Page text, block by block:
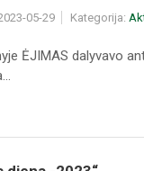
05-29 Kategorija:
ĖJIMAS dalyvavo